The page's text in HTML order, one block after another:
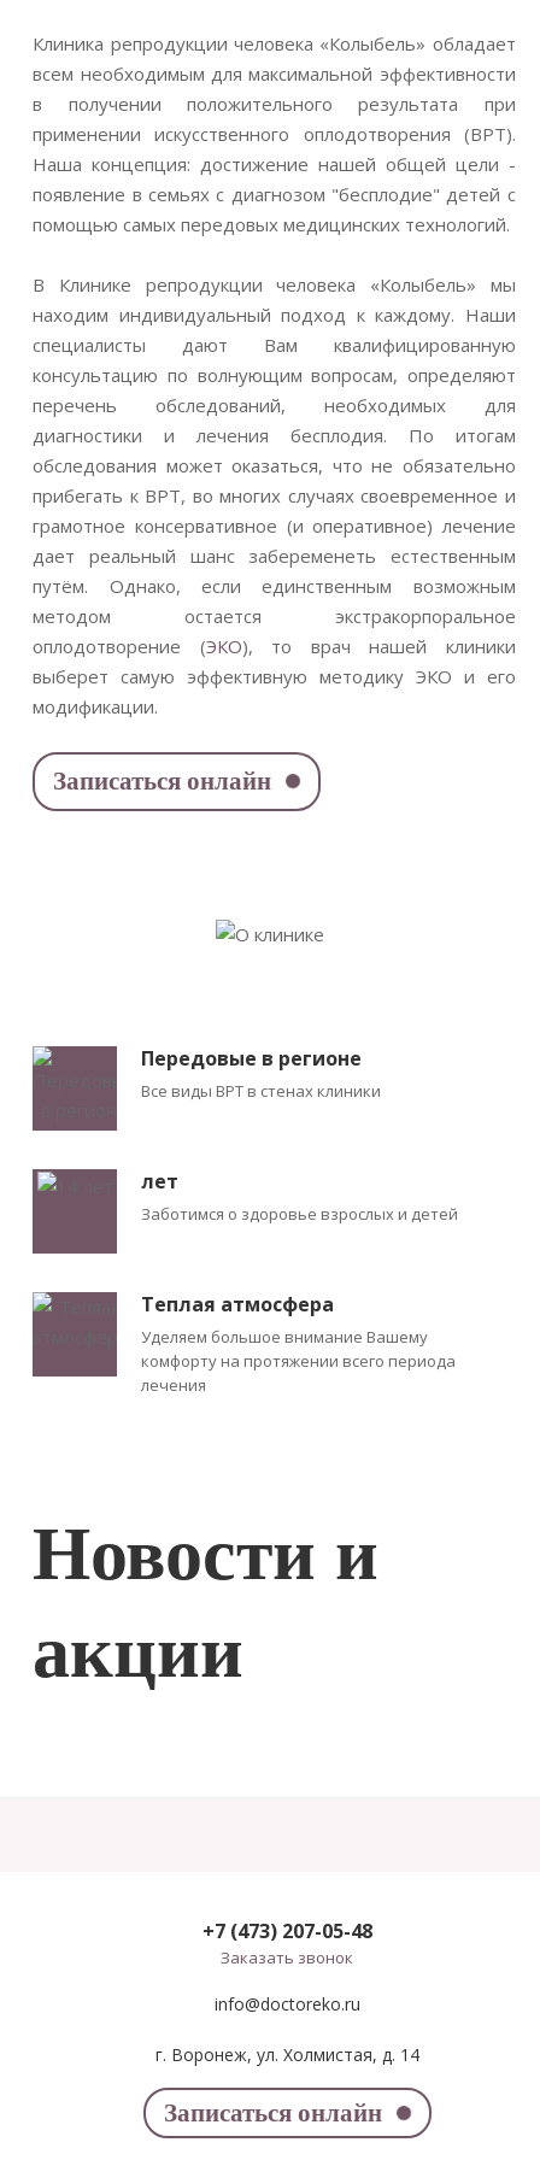
Клиника репродукции человека «Колыбель» обладает
всем необходимым для максимальной эффективности
в получении положительного результата при
применении искусственного оплодотворения (ВРТ).
Наша концепция: достижение нашей общей цели -
появление в семьях с диагнозом "бесплодие" детей с
помощью самых передовых медицинских технологий.
В Клинике репродукции человека «Колыбель» мы
находим индивидуальный подход к каждому. Наши
специалисты дают Вам квалифицированную
консультацию по волнующим вопросам, определяют
перечень обследований, необходимых для
диагностики и лечения бесплодия. По итогам
обследования может оказаться, что не обязательно
прибегать к ВРТ, во многих случаях своевременное и
грамотное консервативное (и оперативное) лечение
дает реальный шанс забеременеть естественным
путём. Однако, если единственным возможным
методом остается экстракорпоральное
оплодотворение (ЭКО), то врач нашей клиники
выберет самую эффективную методику ЭКО и его
модификации.
Записаться онлайн
Передовые в регионе
Все виды ВРТ в стенах клиники
лет
Заботимся о здоровье взрослых и детей
Теплая атмосфера
Уделяем большое внимание Вашему
комфорту на протяжении всего периода
лечения
Новости и
акции
+7 (473) 207-05-48
Заказать звонок
info@doctoreko.ru
г. Воронеж, ул. Холмистая, д. 14
Записаться онлайн